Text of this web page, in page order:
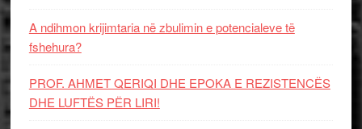
A ndihmon krijimtaria në zbulimin e potencialeve të
fshehura?
PROF. AHMET QERIQI DHE EPOKA E REZISTENCЁS
DHE LUFTЁS PЁR LIRI!